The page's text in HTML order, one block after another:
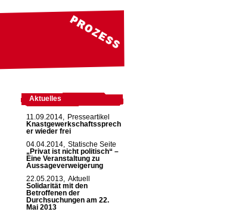
Aktuelles
11.09.2014,
Presseartikel
Knastgewerkschaftssprech
er wieder frei
04.04.2014,
Statische Seite
„Privat ist nicht politisch“ –
Eine Veranstaltung zu
Aussageverweigerung
22.05.2013,
Aktuell
Solidarität mit den
Betroffenen der
Durchsuchungen am 22.
Mai 2013